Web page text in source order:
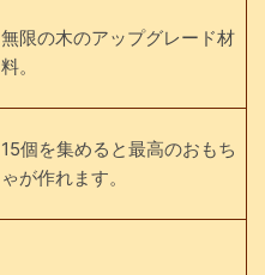
無限の木のアップグレード材
料。
15個を集めると最高のおもち
ゃが作れます。